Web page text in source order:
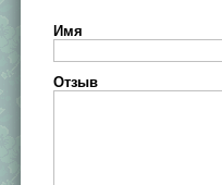
Имя
Отзыв